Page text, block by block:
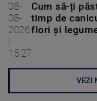
08-
08-
2026
15:27
Cum să-ți
timp de
flori și
VEZI